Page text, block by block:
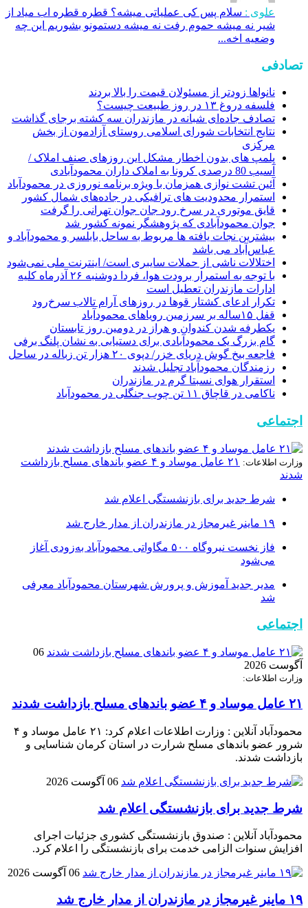
علوی : سلام پس کی عملیاتی میشه؟ قطره قطره اب میاد از
شیر نه میشه حموم رفت نه میشه دستمونو بشوریم این چه
وضعیه اخه...
تصادفی
نانواها زودتر از مسئولان قیمت را بالا بردند
فلسفه دروغ ۱۳ در روز طبیعت چیست؟
تصادف جاده‌ای شبانه در مازندران سه کشته برجای گذاشت
نتایج انتخابات شورای اسلامی روستای آزادمون از بخش
مرکزی
پلمپ های بدون اخطار مشکل این روزهای صنف املاک /
آسیب 80 درصدی کرونا به املاک داران محمودآبادی
آئین تشت نوازی همزمان با ویژه برنامه نوروزی در محمودآباد
استمرار محدودیت های ترافیکی در جاده‌های شمال کشور
قايق موتوری در سرخ رود جان جوان تهرانی را گرفت
جوان محمودآبادی که پژوهشگر نمونه کشور شد
بیشترین نجات یافته ها مربوط به ساحل بابلسر و محمودآباد و
عباس‌آباد می باشد
اختلالات ناشی از حملات سایبری است/ اینترنت ملی نمی‌شود
با توجه به استمرار برودت هوا، فردا دوشنبه ۲۶ آذرماه کلیه
ادارات مازندران تعطیل است
تکرار ادعای کشتار قوها در روزهای آرام تالاب سرخ‌رود
قفل ۱۵ساله بر سرزمین رویاهای محمودآباد
یکطرفه شدن کندوان و هراز در دومین روز تابستان
گام بزرگ یک محمودآبادی برای دستیابی به نشان پلنگ برفی
فاجعه بیخ گوش دریای خزر/ دپوی ۲۰ هزار تن زباله در ساحل
رزمندگان محمودآباد تجلیل شدند
استقرار هوای نسبتا گرم در مازندران
ناكامی در قاچاق ۱۱ تن چوب جنگلی در محمودآباد
اجتماعی
وزارت اطلاعات:
۲۱ عامل موساد و ۴ عضو باند‌های مسلح بازداشت
شدند
شرط جدید برای بازنشستگی اعلام شد
۱۹ ماینر غیرمجاز در مازندران از مدار خارج شد
فاز نخست نیروگاه ۵۰۰ مگاواتی محمودآباد به‌زودی آغاز
می‌شود
مدیر جدید آموزش و پرورش شهرستان محمودآباد معرفی
شد
اجتماعی
06
آگوست 2026
وزارت اطلاعات:
۲۱ عامل موساد و ۴ عضو باند‌های مسلح بازداشت شدند
محمودآباد آنلاین : وزارت اطلاعات اعلام کرد: ۲۱ عامل موساد و ۴
شرور عضو باند‌های مسلح شرارت در استان کرمان شناسایی و
بازداشت شدند.
06 آگوست 2026
شرط جدید برای بازنشستگی اعلام شد
محمودآباد آنلاین : صندوق بازنشستگی کشوری جزئیات اجرای
افزایش سنوات الزامی خدمت برای بازنشستگی را اعلام کرد.
06 آگوست 2026
۱۹ ماینر غیرمجاز در مازندران از مدار خارج شد